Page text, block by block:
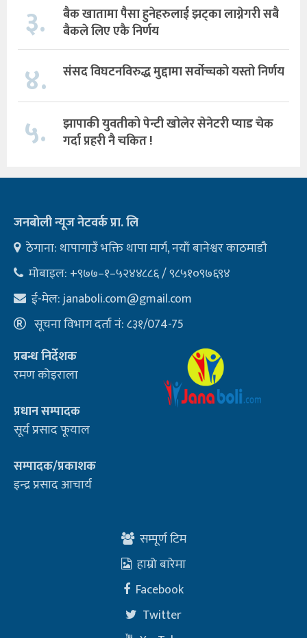
३.
बैक खातामा पैसा हुनेहरुलाई झट्का लाग्नेगरी सबै
बैकले लिए एकै निर्णय
४. संसद विघटनविरुद्ध मुद्दामा सर्वोच्चको यस्तो निर्णय
५.
झापाकी युवतीको पेन्टी खोलेर सेनेटरी प्याड चेक
गर्दा प्रहरी नै चकित !
जनबोली न्यूज नेटवर्क प्रा. लि
ठेगाना: थापागाउँ भक्ति थापा मार्ग, नयाँ बानेश्वर काठमाडौ
मोबाइल: +९७७–१–५२४४८८६ / ९८५१०९७६९४
ई-मेल:janaboli.com@gmail.com
सूचना विभाग दर्ता नं: ८३१/074-75
प्रबन्ध निर्देशक
रमण कोइराला
प्रधान सम्पादक
सूर्य प्रसाद फूयाल
सम्पादक/प्रकाशक
इन्द्र प्रसाद आचार्य
सम्पूर्ण टिम
हाम्रो बारेमा
Facebook
Twitter